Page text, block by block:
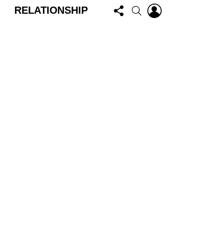
RELATIONSHIP
FOLLOW
US
SEARCH